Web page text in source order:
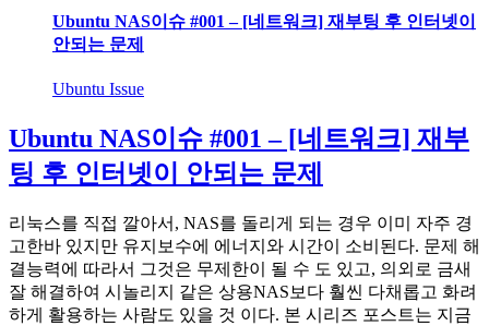
Ubuntu NAS이슈 #001 – [네트워크] 재부팅 후 인터넷이
안되는 문제
Ubuntu Issue
Ubuntu NAS이슈 #001 – [네트워크] 재부
팅 후 인터넷이 안되는 문제
리눅스를 직접 깔아서, NAS를 돌리게 되는 경우 이미 자주 경
고한바 있지만 유지보수에 에너지와 시간이 소비된다. 문제 해
결능력에 따라서 그것은 무제한이 될 수 도 있고, 의외로 금새
잘 해결하여 시놀리지 같은 상용NAS보다 훨씬 다채롭고 화려
하게 활용하는 사람도 있을 것 이다. 본 시리즈 포스트는 지금